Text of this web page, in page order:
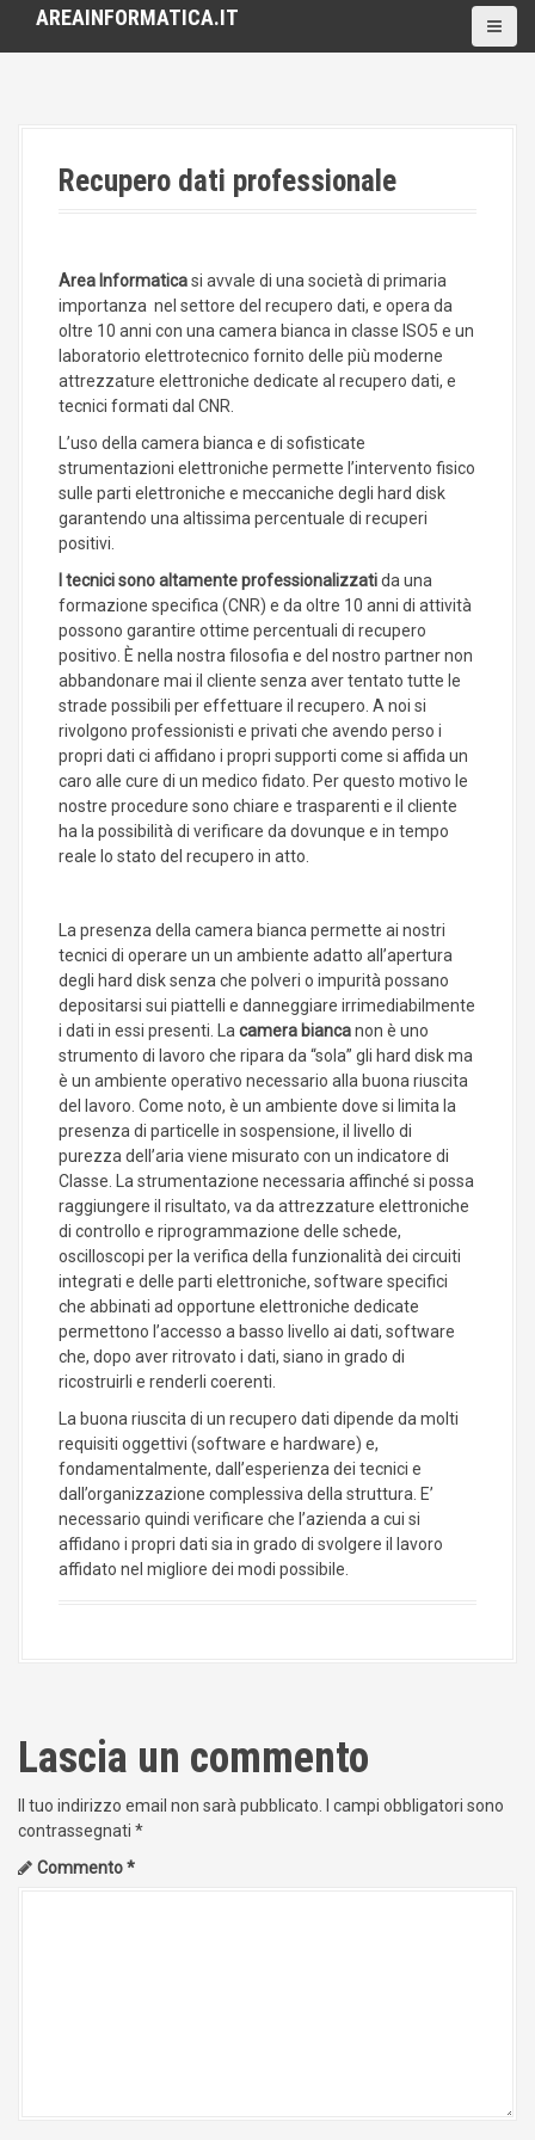
AREAINFORMATICA.IT
Recupero dati professionale
Area Informaticasi avvale di una società di primaria
importanza nel settore del recupero dati, e opera da
oltre 10 anni con una camera bianca in classe ISO5 e un
laboratorio elettrotecnico fornito delle più moderne
attrezzature elettroniche dedicate al recupero dati, e
tecnici formati dal CNR.
L’uso della camera bianca e di sofisticate
strumentazioni elettroniche permette l’intervento fisico
sulle parti elettroniche e meccaniche degli hard disk
garantendo una altissima percentuale di recuperi
positivi.
I tecnici sono altamente professionalizzatida una
formazione specifica (CNR) e da oltre 10 anni di attività
possono garantire ottime percentuali di recupero
positivo. È nella nostra filosofia e del nostro partner non
abbandonare mai il cliente senza aver tentato tutte le
strade possibili per effettuare il recupero. A noi si
rivolgono professionisti e privati che avendo perso i
propri dati ci affidano i propri supporti come si affida un
caro alle cure di un medico fidato. Per questo motivo le
nostre procedure sono chiare e trasparenti e il cliente
ha la possibilità di verificare da dovunque e in tempo
reale lo stato del recupero in atto.
La presenza della camera bianca permette ai nostri
tecnici di operare un un ambiente adatto all’apertura
degli hard disk senza che polveri o impurità possano
depositarsi sui piattelli e danneggiare irrimediabilmente
i dati in essi presenti. La camera biancanon è uno
strumento di lavoro che ripara da “sola” gli hard disk ma
è un ambiente operativo necessario alla buona riuscita
del lavoro. Come noto, è un ambiente dove si limita la
presenza di particelle in sospensione, il livello di
purezza dell’aria viene misurato con un indicatore di
Classe. La strumentazione necessaria affinché si possa
raggiungere il risultato, va da attrezzature elettroniche
di controllo e riprogrammazione delle schede,
oscilloscopi per la verifica della funzionalità dei circuiti
integrati e delle parti elettroniche, software specifici
che abbinati ad opportune elettroniche dedicate
permettono l’accesso a basso livello ai dati, software
che, dopo aver ritrovato i dati, siano in grado di
ricostruirli e renderli coerenti.
La buona riuscita di un recupero dati dipende da molti
requisiti oggettivi (software e hardware) e,
fondamentalmente, dall’esperienza dei tecnici e
dall’organizzazione complessiva della struttura. E’
necessario quindi verificare che l’azienda a cui si
affidano i propri dati sia in grado di svolgere il lavoro
affidato nel migliore dei modi possibile.
Lascia un commento
Il tuo indirizzo email non sarà pubblicato.
I campi obbligatori sono
contrassegnati *
Commento*